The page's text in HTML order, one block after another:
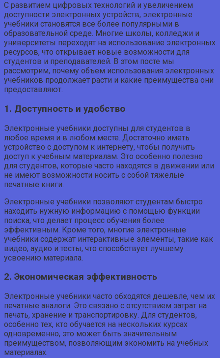
С развитием цифровых технологий и увеличением
доступности электронных устройств, электронные
учебники становятся все более популярными в
образовательной среде. Многие школы, колледжи и
университеты переходят на использование электронных
ресурсов, что открывает новые возможности для
студентов и преподавателей. В этом посте мы
рассмотрим, почему объем использования электронных
учебников продолжает расти и какие преимущества они
предоставляют.
1. Доступность и удобство
Электронные учебники доступны для студентов в
любое время и в любом месте. Достаточно иметь
устройство с доступом к интернету, чтобы получить
доступ к учебным материалам. Это особенно полезно
для студентов, которые часто находятся в движении или
не имеют возможности носить с собой тяжелые
печатные книги.
Электронные учебники позволяют студентам быстро
находить нужную информацию с помощью функции
поиска, что делает процесс обучения более
эффективным. Кроме того, многие электронные
учебники содержат интерактивные элементы, такие как
видео, аудио и тесты, что способствует лучшему
усвоению материала.
2. Экономическая эффективность
Электронные учебники часто обходятся дешевле, чем их
печатные аналоги. Это связано с отсутствием затрат на
печать, хранение и транспортировку. Для студентов,
особенно тех, кто обучается на нескольких курсах
одновременно, это может быть значительным
преимуществом, позволяющим экономить на учебных
материалах.